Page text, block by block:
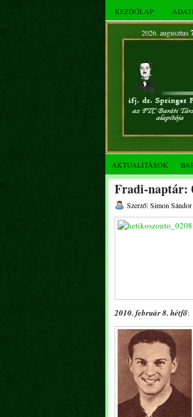
KEZDŐLAP
2026. augusztus
AKTUALITÁSOK
Fradi-naptár:
Szerző: Simon Sándor
2010. február 8. hétfő: